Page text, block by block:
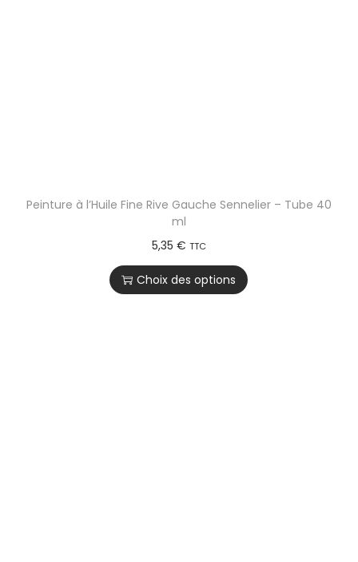
Peinture à l’Huile Fine Rive Gauche Sennelier – Tube 40
ml
5,35 € TTC
Choix des options